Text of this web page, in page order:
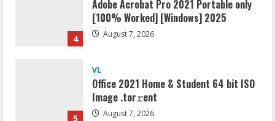
VL
Office 2021 Home & Student 64 bit ISO
Image .tоr𝚛еnt
Serialers
jv16 PowerTools Free[Activated]
[Latest] [x86-x64] Reddit